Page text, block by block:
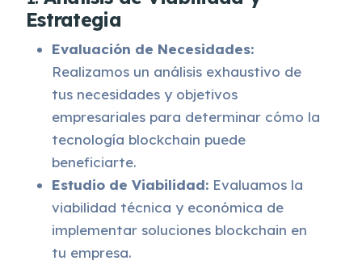
Estrategia
Evaluación de Necesidades:
Realizamos un análisis exhaustivo de
tus necesidades y objetivos
empresariales para determinar cómo la
tecnología blockchain puede
beneficiarte.
Estudio de Viabilidad: Evaluamos la
viabilidad técnica y económica de
implementar soluciones blockchain en
tu empresa.